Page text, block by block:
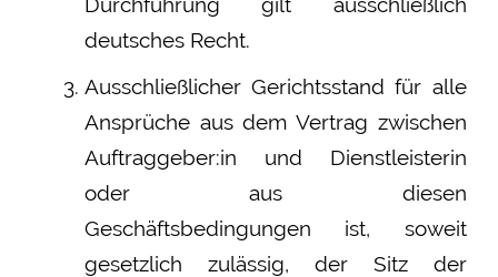
deutsches Recht.
Ausschließlicher Gerichtsstand für alle
Ansprüche aus dem Vertrag zwischen
Auftraggeber:in und Dienstleisterin
oder aus diesen
Geschäftsbedingungen ist, soweit
gesetzlich zulässig, der Sitz der